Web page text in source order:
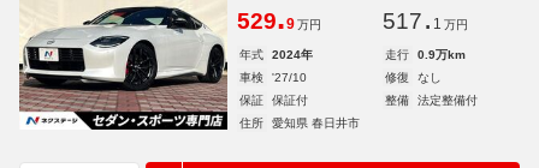
529.9 万円 517. 1 万円
年式 2024年 走行
0.9万km
車検
'27/10 修復
なし
保証
保証付 整備
法定整備付
住所
愛知県 春日井市